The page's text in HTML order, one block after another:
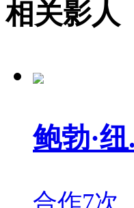
相关影人
鲍勃·纽